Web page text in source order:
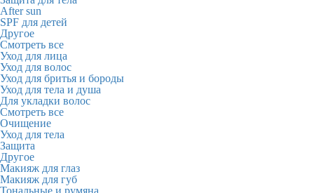
After sun
SPF для детей
Другое
Смотреть все
Уход для лица
Уход для волос
Уход для бритья и бороды
Уход для тела и душа
Для укладки волос
Смотреть все
Очищение
Уход для тела
Защита
Другое
Макияж для глаз
Макияж для губ